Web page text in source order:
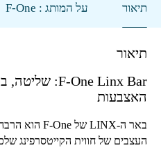
תיאור על המותג : F-One
תיאור
F-One Linx Bar: שליטה,
האצבעות
באר ה-LINXשל F-Oneהוא הרבה
העצבים של חווית הקייטסרפינג